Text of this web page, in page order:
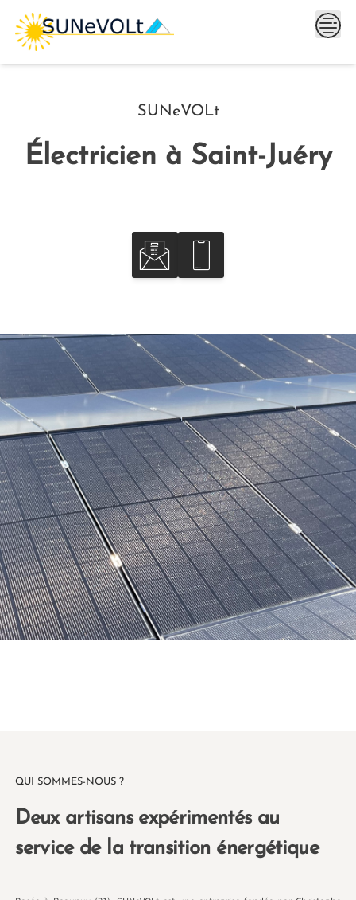
Skip
content
SUNeVOLt
Électricien à Saint-Juéry
QUI SOMMES-NOUS ?
Deux artisans expérimentés au
service de la transition énergétique